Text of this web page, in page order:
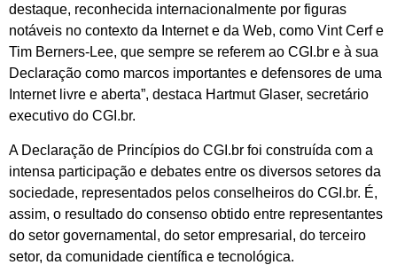
destaque, reconhecida internacionalmente por figuras
notáveis no contexto da Internet e da Web, como Vint Cerf e
Tim Berners-Lee, que sempre se referem ao CGI.br e à sua
Declaração como marcos importantes e defensores de uma
Internet livre e aberta”, destaca Hartmut Glaser, secretário
executivo do CGI.br.
A Declaração de Princípios do CGI.br foi construída com a
intensa participação e debates entre os diversos setores da
sociedade, representados pelos conselheiros do CGI.br. É,
assim, o resultado do consenso obtido entre representantes
do setor governamental, do setor empresarial, do terceiro
setor, da comunidade científica e tecnológica.